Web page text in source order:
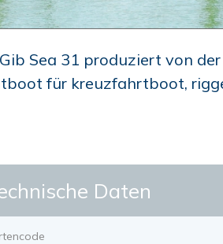
Sea 31 produziert von
für kreuzfahrtboot,
Daten